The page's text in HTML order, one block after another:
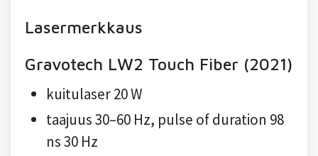
Lasermerkkaus
Gravotech LW2 Touch Fiber (2021)
kuitulaser 20 W
taajuus 30–60 Hz, pulse of duration 98
ns 30 Hz